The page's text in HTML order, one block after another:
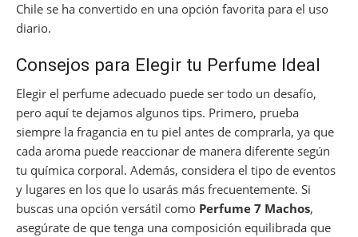
Chile se ha convertido en una opción favorita para el uso
diario.
Consejos para Elegir tu Perfume Ideal
Elegir el perfume adecuado puede ser todo un desafío,
pero aquí te dejamos algunos tips. Primero, prueba
siempre la fragancia en tu piel antes de comprarla, ya que
cada aroma puede reaccionar de manera diferente según
tu química corporal. Además, considera el tipo de eventos
y lugares en los que lo usarás más frecuentemente. Si
buscas una opción versátil como Perfume 7 Machos,
asegúrate de que tenga una composición equilibrada que